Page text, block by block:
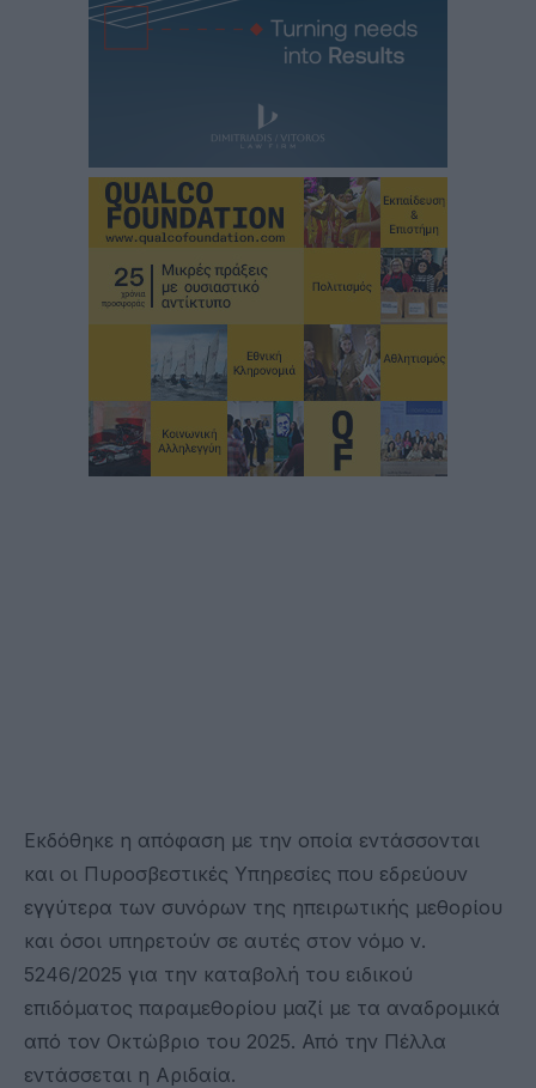
Εκδόθηκε η απόφαση με την οποία εντάσσονται
και οι Πυροσβεστικές Υπηρεσίες που εδρεύουν
εγγύτερα των συνόρων της ηπειρωτικής μεθορίου
και όσοι υπηρετούν σε αυτές στον νόμο ν.
5246/2025 για την καταβολή του ειδικού
επιδόματος παραμεθορίου μαζί με τα αναδρομικά
από τον Οκτώβριο του 2025. Από την Πέλλα
εντάσσεται η Αριδαία.